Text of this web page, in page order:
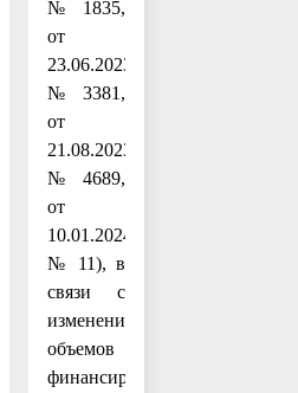
№ 1835,
от
23.06.2023
№ 3381,
от
21.08.2023
№ 4689,
от
10.01.2024
№ 11), в
связи с
изменением
объемов
финансирования